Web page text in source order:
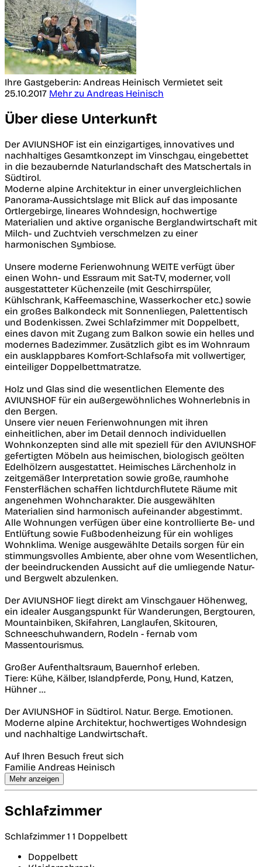
Ihre Gastgeber:in: Andreas Heinisch Vermietet seit
25.10.2017 Mehr zu Andreas Heinisch
Über diese Unterkunft
Der AVIUNSHOF ist ein einzigartiges, innovatives und
nachhaltiges Gesamtkonzept im Vinschgau, eingebettet
in die bezaubernde Naturlandschaft des Matschertals in
Südtirol.
Moderne alpine Architektur in einer unvergleichlichen
Panorama-Aussichtslage mit Blick auf das imposante
Ortlergebirge, lineares Wohndesign, hochwertige
Materialien und aktive organische Berglandwirtschaft mit
Milch- und Zuchtvieh verschmelzen zu einer
harmonischen Symbiose.
Unsere moderne Ferienwohnung WEITE verfügt über
einen Wohn- und Essraum mit Sat-TV, moderner, voll
ausgestatteter Küchenzeile (mit Geschirrspüler,
Kühlschrank, Kaffeemaschine, Wasserkocher etc.) sowie
ein großes Balkondeck mit Sonnenliegen, Palettentisch
und Bodenkissen. Zwei Schlafzimmer mit Doppelbett,
eines davon mit Zugang zum Balkon sowie ein helles und
modernes Badezimmer. Zusätzlich gibt es im Wohnraum
ein ausklappbares Komfort-Schlafsofa mit vollwertiger,
einteiliger Doppelbettmatratze.
Holz und Glas sind die wesentlichen Elemente des
AVIUNSHOF für ein außergewöhnliches Wohnerlebnis in
den Bergen.
Unsere vier neuen Ferienwohnungen mit ihren
einheitlichen, aber im Detail dennoch individuellen
Wohnkonzepten sind alle mit speziell für den AVIUNSHOF
gefertigten Möbeln aus heimischen, biologisch geölten
Edelhölzern ausgestattet. Heimisches Lärchenholz in
zeitgemäßer Interpretation sowie große, raumhohe
Fensterflächen schaffen lichtdurchflutete Räume mit
angenehmen Wohncharakter. Die ausgewählten
Materialien sind harmonisch aufeinander abgestimmt.
Alle Wohnungen verfügen über eine kontrollierte Be- und
Entlüftung sowie Fußbodenheizung für ein wohliges
Wohnklima. Wenige ausgewählte Details sorgen für ein
stimmungsvolles Ambiente, aber ohne vom Wesentlichen,
der beeindruckenden Aussicht auf die umliegende Natur-
und Bergwelt abzulenken.
Der AVIUNSHOF liegt direkt am Vinschgauer Höhenweg,
ein idealer Ausgangspunkt für Wanderungen, Bergtouren,
Mountainbiken, Skifahren, Langlaufen, Skitouren,
Schneeschuhwandern, Rodeln - fernab vom
Massentourismus.
Großer Aufenthaltsraum, Bauernhof erleben.
Tiere: Kühe, Kälber, Islandpferde, Pony, Hund, Katzen,
Hühner ...
Der AVIUNSHOF in Südtirol. Natur. Berge. Emotionen.
Moderne alpine Architektur, hochwertiges Wohndesign
und nachhaltige Landwirtschaft.
Auf Ihren Besuch freut sich
Familie Andreas Heinisch
Mehr anzeigen
Schlafzimmer
Schlafzimmer 1 1 Doppelbett
Doppelbett